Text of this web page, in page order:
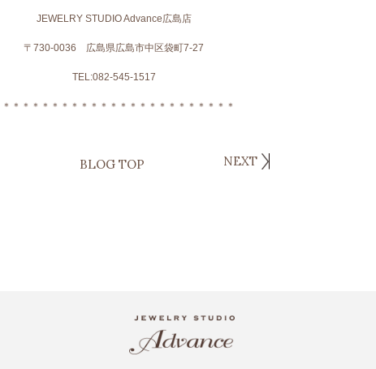
JEWELRY STUDIO Advance広島店
〒730-0036 広島県広島市中区袋町7-27
TEL:082-545-1517
＊＊＊＊＊＊＊＊＊＊＊＊＊＊＊＊＊＊＊＊＊＊＊
BLOG TOP NEXT